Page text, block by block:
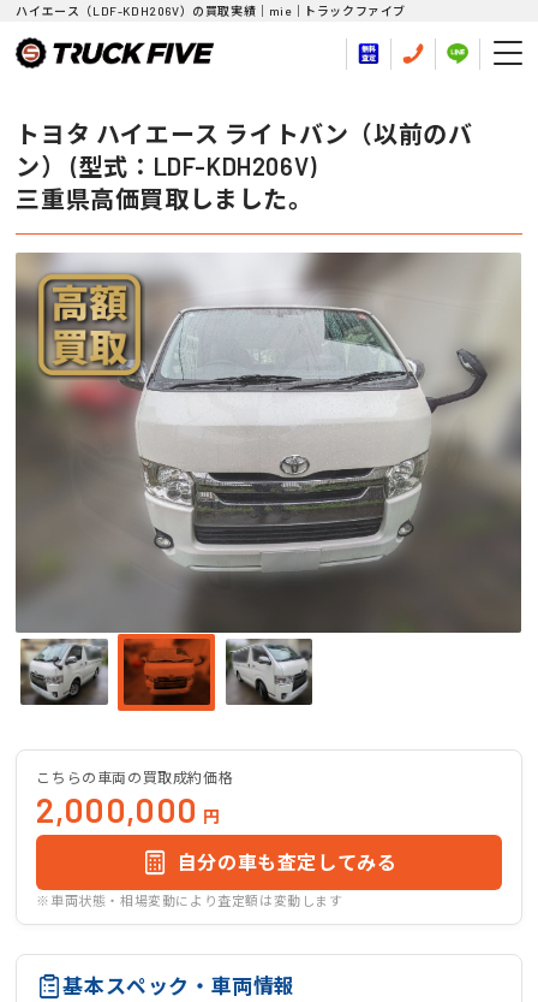
ハイエース（LDF-KDH206V）の買取実績｜mie｜トラックファイブ
トヨタ ハイエース ライトバン（以前のバ
ン） (型式：LDF-KDH206V)
三重県高価買取しました。
こちらの車両の買取成約価格
2,000,000 円
自分の車も査定してみる
※車両状態・相場変動により査定額は変動します
基本スペック・車両情報